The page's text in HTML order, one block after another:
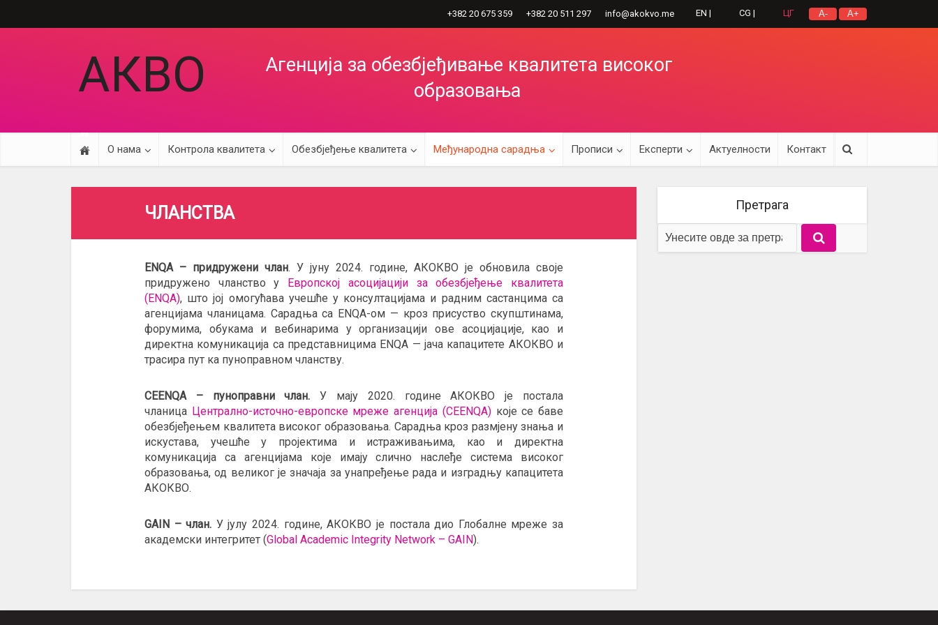
A- A+
+382 20 675 359 +382 20 511 297 info@akokvo.me EN | CG | ЦГ
АКВО
Агенција за обезбјеђивање квалитета високог
образовања
О нама Контрола квалитета Обезбјеђење квалитета Међународна сарадња Прописи Експерти Актуелности Контакт
ЧЛАНСТВА
ЕNQА – придружени члан. У јуну 2024. године, АКОКВО је обновила своје
придружено чланство у Европској асоцијацији за обезбјеђење квалитета
(ЕNQА), што јој омогућава учешће у консултацијама и радним састанцима са
агенцијама чланицама. Сарадња са ENQA-ом — кроз присуство скупштинама,
форумима, обукама и вебинарима у организацији ове асоцијације, као и
директна комуникација са представницима ENQA — јача капацитете АКОКВО и
трасира пут ка пуноправном чланству.
CЕЕNQА – пуноправни члан. У мају 2020. године АКОКВО је постала
чланица Централно-источно-европске мреже агенција (CЕЕNQА)које се баве
обезбјеђењем квалитета високог образовања. Сарадња кроз размјену знања и
искустава, учешће у пројектима и истраживањима, као и директна
комуникација са агенцијама које имају слично наслеђе система високог
образовања, од великог је значаја за унапређење рада и изградњу капацитета
АКОКВО.
GAIN – члан. У јулу 2024. године, АКОКВО је постала дио Глобалне мреже за
академски интегритет (Global Academic Integrity Network – GAIN).
Претрага